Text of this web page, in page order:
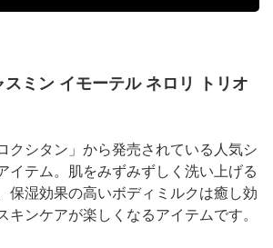
スミン イモーテル ネロリ トリオ
クシタン」から発売されている人気シ
イテム。肌をみずみずしく洗い上げる
保湿効果の高いボディミルクは癒し効
キンケアが楽しくなるアイテムです。